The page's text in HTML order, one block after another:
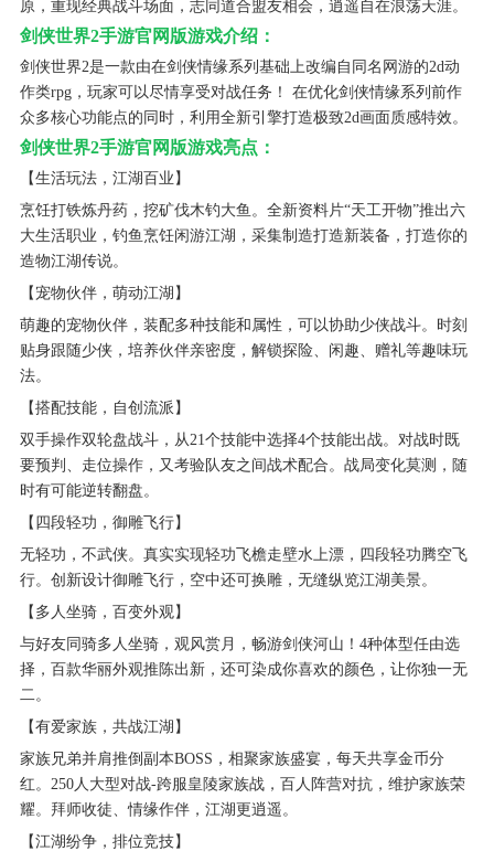
原，重现经典战斗场面，志同道合盟友相会，逍遥自在浪荡天涯。
剑侠世界2手游官网版游戏介绍：
剑侠世界2是一款由在剑侠情缘系列基础上改编自同名网游的2d动
作类rpg，玩家可以尽情享受对战任务！ 在优化剑侠情缘系列前作
众多核心功能点的同时，利用全新引擎打造极致2d画面质感特效。
剑侠世界2手游官网版游戏亮点：
【生活玩法，江湖百业】
烹饪打铁炼丹药，挖矿伐木钓大鱼。全新资料片“天工开物”推出六
大生活职业，钓鱼烹饪闲游江湖，采集制造打造新装备，打造你的
造物江湖传说。
【宠物伙伴，萌动江湖】
萌趣的宠物伙伴，装配多种技能和属性，可以协助少侠战斗。时刻
贴身跟随少侠，培养伙伴亲密度，解锁探险、闲趣、赠礼等趣味玩
法。
【搭配技能，自创流派】
双手操作双轮盘战斗，从21个技能中选择4个技能出战。对战时既
要预判、走位操作，又考验队友之间战术配合。战局变化莫测，随
时有可能逆转翻盘。
【四段轻功，御雕飞行】
无轻功，不武侠。真实实现轻功飞檐走壁水上漂，四段轻功腾空飞
行。创新设计御雕飞行，空中还可换雕，无缝纵览江湖美景。
【多人坐骑，百变外观】
与好友同骑多人坐骑，观风赏月，畅游剑侠河山！4种体型任由选
择，百款华丽外观推陈出新，还可染成你喜欢的颜色，让你独一无
二。
【有爱家族，共战江湖】
家族兄弟并肩推倒副本BOSS，相聚家族盛宴，每天共享金币分
红。250人大型对战-跨服皇陵家族战，百人阵营对抗，维护家族荣
耀。拜师收徒、情缘作伴，江湖更逍遥。
【江湖纷争，排位竞技】